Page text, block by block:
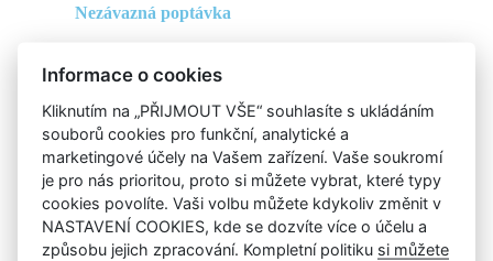
Nezávazná poptávka
ozve náš konzultant a vysvětlí možnosti
Balíkobotu.
Informace o cookies
Kliknutím na „PŘIJMOUT VŠE“ souhlasíte s ukládáním
souborů cookies pro funkční, analytické a
marketingové účely na Vašem zařízení. Vaše soukromí
je pro nás prioritou, proto si můžete vybrat, které typy
cookies povolíte. Vaši volbu můžete kdykoliv změnit v
NASTAVENÍ COOKIES, kde se dozvíte více o účelu a
způsobu jejich zpracování. Kompletní politiku si můžete